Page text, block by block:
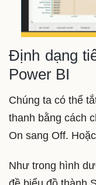
Định dạng
Power BI
Chúng ta có thể
thanh bằng cách
On sang Off.
Như trong hình